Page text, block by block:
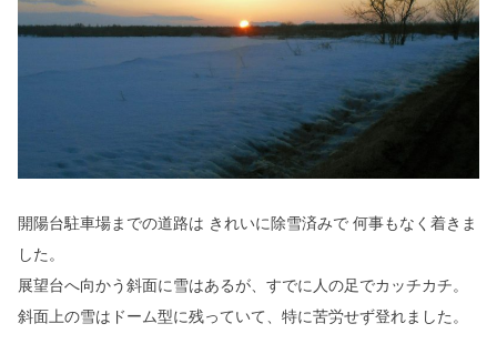
開陽台駐車場までの道路は きれいに除雪済みで 何事もなく着きま
した。
展望台へ向かう斜面に雪はあるが、すでに人の足でカッチカチ。
斜面上の雪はドーム型に残っていて、特に苦労せず登れました。